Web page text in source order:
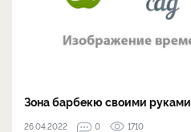
Зона барбекю своими руками
26.04.2022 0 1710